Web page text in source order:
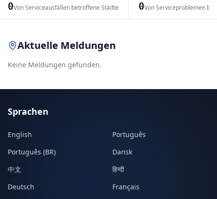
0Von Serviceausfällen betroffene Städte 0Von Serviceproblemen
Aktuelle Meldungen
Keine Meldungen gefunden.
Sprachen
English
Português
Português (BR)
Dansk
中文
हिन्दी
Deutsch
Français